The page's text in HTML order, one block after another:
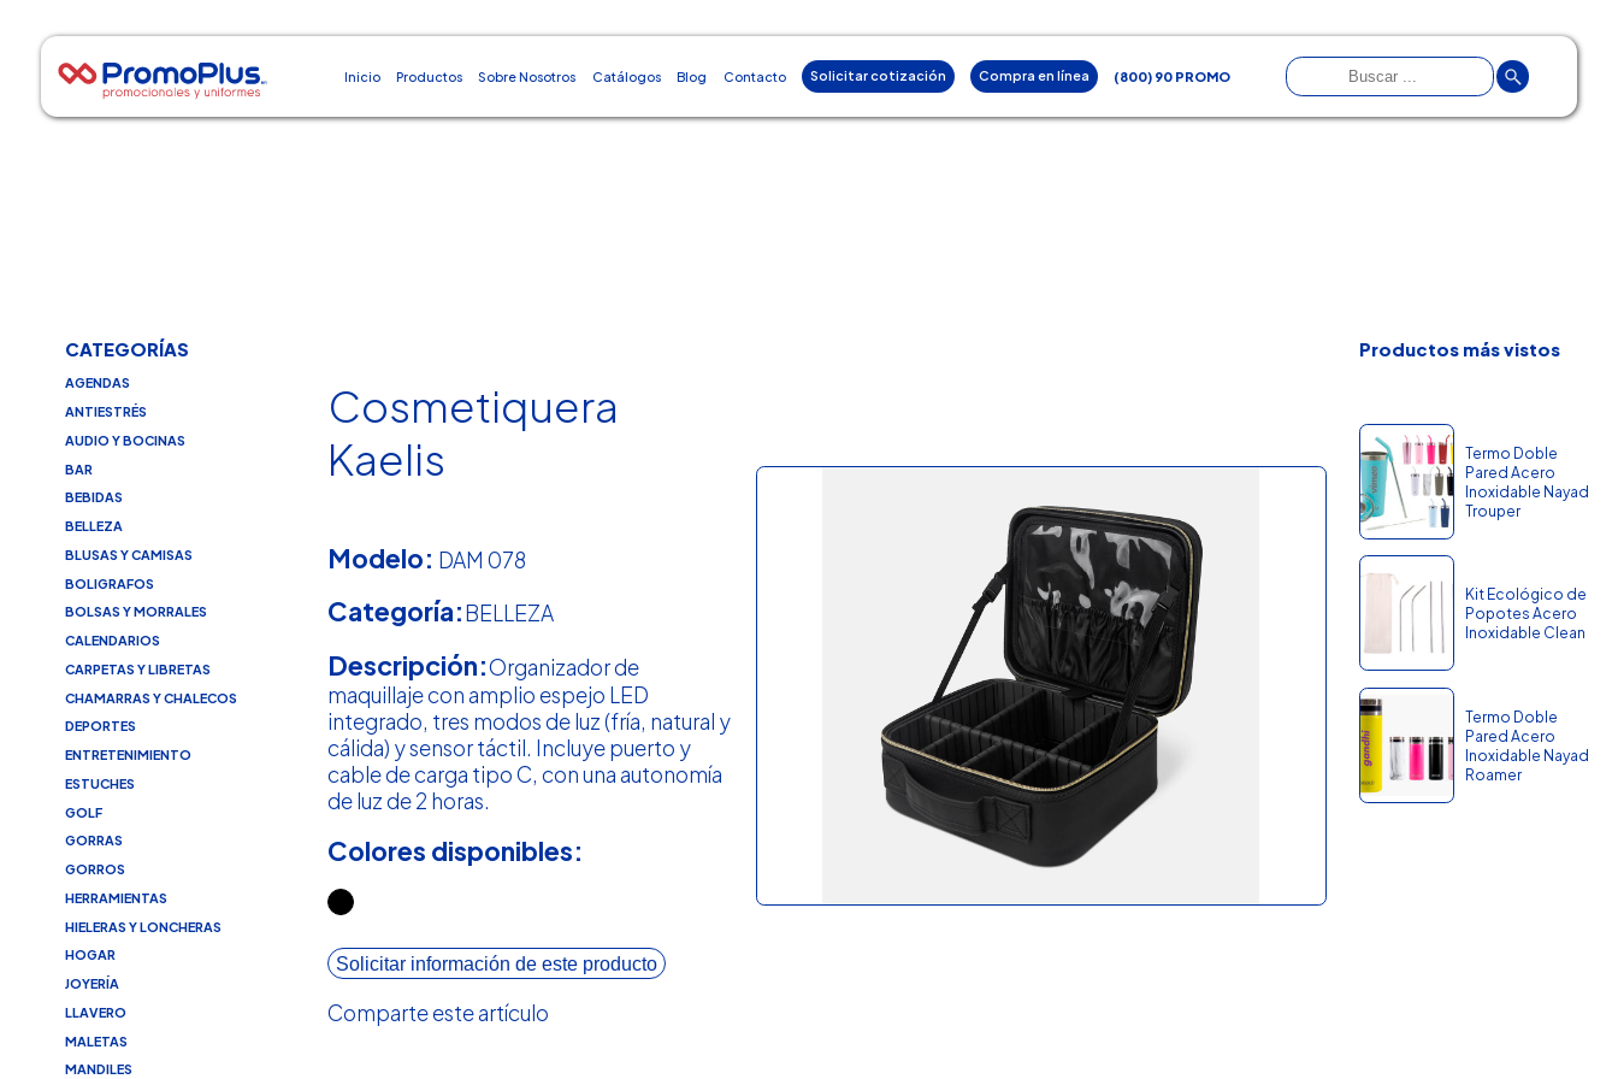
Inicio Productos Sobre Nosotros Catálogos Blog Contacto Solicitar cotización Compra en línea (800) 90 PROMO
CATEGORÍAS
AGENDAS
ANTIESTRÉS
AUDIO Y BOCINAS
BAR
BEBIDAS
BELLEZA
BLUSAS Y CAMISAS
BOLIGRAFOS
BOLSAS Y MORRALES
CALENDARIOS
CARPETAS Y LIBRETAS
CHAMARRAS Y CHALECOS
DEPORTES
ENTRETENIMIENTO
ESTUCHES
GOLF
GORRAS
GORROS
HERRAMIENTAS
HIELERAS Y LONCHERAS
HOGAR
JOYERÍA
LLAVERO
MALETAS
MANDILES
Cosmetiquera
Kaelis
Modelo: DAM 078
Categoría:BELLEZA
Descripción:Organizador de
maquillaje con amplio espejo LED
integrado, tres modos de luz (fría, natural y
cálida) y sensor táctil. Incluye puerto y
cable de carga tipo C, con una autonomía
de luz de 2 horas.
Colores disponibles:
Solicitar información de este producto
Comparte este artículo
Productos más vistos
Termo Doble
Pared Acero
Inoxidable Nayad
Trouper
Kit Ecológico de
Popotes Acero
Inoxidable Clean
Termo Doble
Pared Acero
Inoxidable Nayad
Roamer